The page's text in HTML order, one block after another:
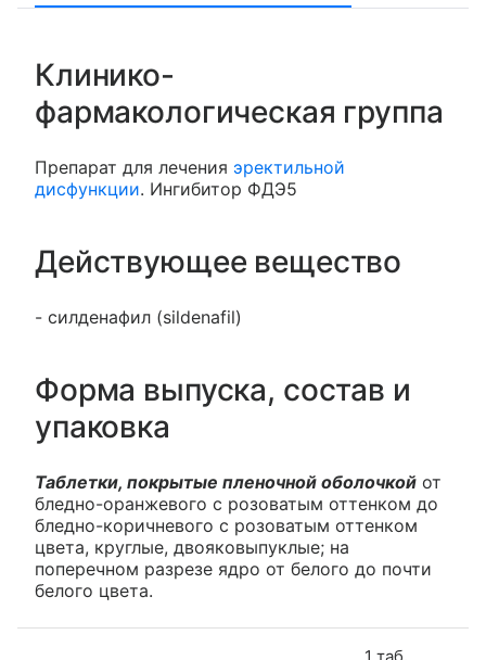
Клинико-
фармакологическая группа
Препарат для лечения эректильной
дисфункции. Ингибитор ФДЭ5
Действующее вещество
- силденафил (sildenafil)
Форма выпуска, состав и
упаковка
Таблетки, покрытые пленочной оболочкой от
бледно-оранжевого с розоватым оттенком до
бледно-коричневого с розоватым оттенком
цвета, круглые, двояковыпуклые; на
поперечном разрезе ядро от белого до почти
белого цвета.